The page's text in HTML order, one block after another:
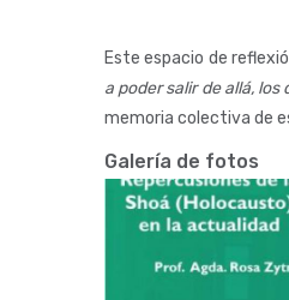
Este espacio de
a poder salir de allá,
memoria colectiva de
Galería de fotos